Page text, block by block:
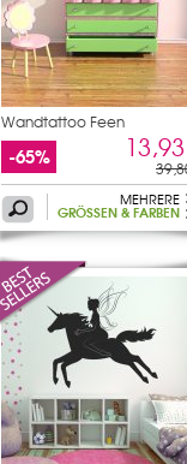
Wandtattoo Feen
-65%
MEHRERE
GRÖSSEN & FARBEN